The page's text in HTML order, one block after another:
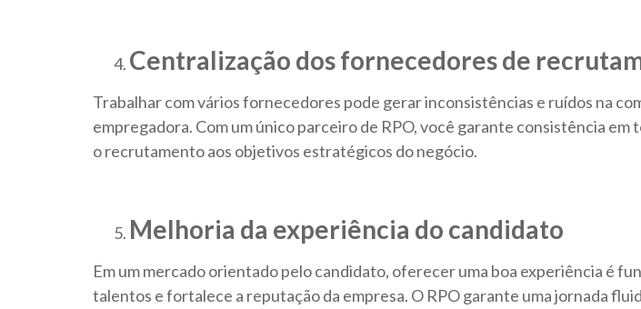
Centralização dos fornecedores de
Trabalhar com vários fornecedores pode gerar inconsistências e ruídos na
empregadora. Com um único parceiro de RPO, você garante consistência
o recrutamento aos objetivos estratégicos do negócio.
Melhoria da experiência do candidato
Em um mercado orientado pelo candidato, oferecer uma boa experiência é
talentos e fortalece a reputação da empresa. O RPO garante uma jornada